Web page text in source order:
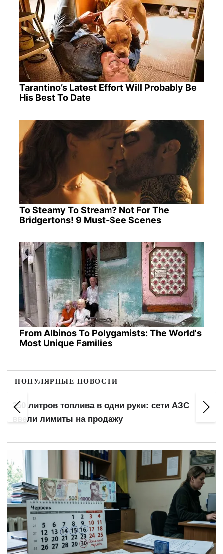
Tarantino’s Latest Effort Will Probably Be
His Best To Date
To Steamy To Stream? Not For The
Bridgertons! 9 Must-See Scenes
From Albinos To Polygamists: The World's
Most Unique Families
ПОПУЛЯРНЫЕ НОВОСТИ
250 литров топлива в одни руки: сети АЗС
ввели лимиты на продажу